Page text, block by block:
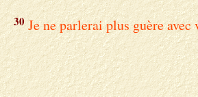
30 Je ne parlerai plus guère